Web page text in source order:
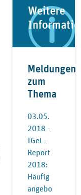
Weitere
Meldungen
zum
Thema
03.05.
2018 -
IGeL-
Report
2018:
Häufig
angebo